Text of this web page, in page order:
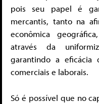
pois seu papel é
mercantis, tanto na
econômica
através da
garantindo a eficácia
comerciais e laborais.
Só é possível que no